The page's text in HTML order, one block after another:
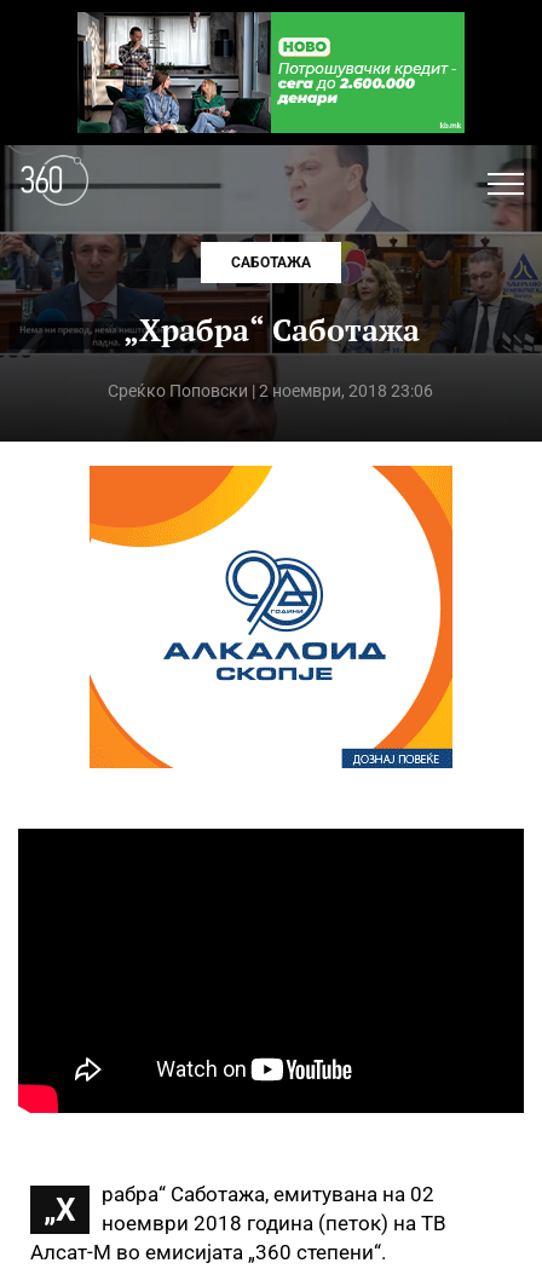
САБОТАЖА
„Храбра“ Саботажа
Среќко Поповски | 2 ноември, 2018 23:06
„Х
рабра“ Саботажа, емитувана на 02
ноември 2018 година (петок) на ТВ
Алсат-М во емисијата „360 степени“.